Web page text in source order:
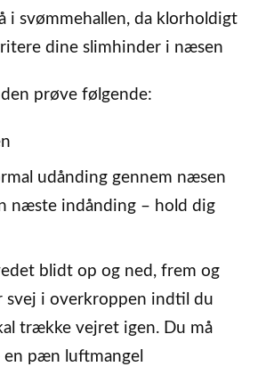
i svømmehallen, da klorholdigt
dine slimhinder i næsen
prøve følgende:
udånding gennem næsen
næste indånding – hold dig
blidt op og ned, frem og
svej i overkroppen indtil du
trække vejret igen. Du må
en pæn luftmangel